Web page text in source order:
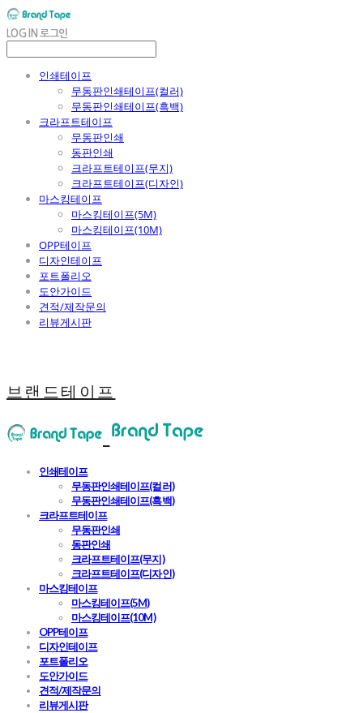
LOG IN 로그인
인쇄테이프
무동판인쇄테이프(컬러)
무동판인쇄테이프(흑백)
크라프트테이프
무동판인쇄
동판인쇄
크라프트테이프(무지)
크라프트테이프(디자인)
마스킹테이프
마스킹테이프(5M)
마스킹테이프(10M)
OPP테이프
디자인테이프
포트폴리오
도안가이드
견적/제작문의
리뷰게시판
브랜드테이프
인쇄테이프
무동판인쇄테이프(컬러)
무동판인쇄테이프(흑백)
크라프트테이프
무동판인쇄
동판인쇄
크라프트테이프(무지)
크라프트테이프(디자인)
마스킹테이프
마스킹테이프(5M)
마스킹테이프(10M)
OPP테이프
디자인테이프
포트폴리오
도안가이드
견적/제작문의
리뷰게시판